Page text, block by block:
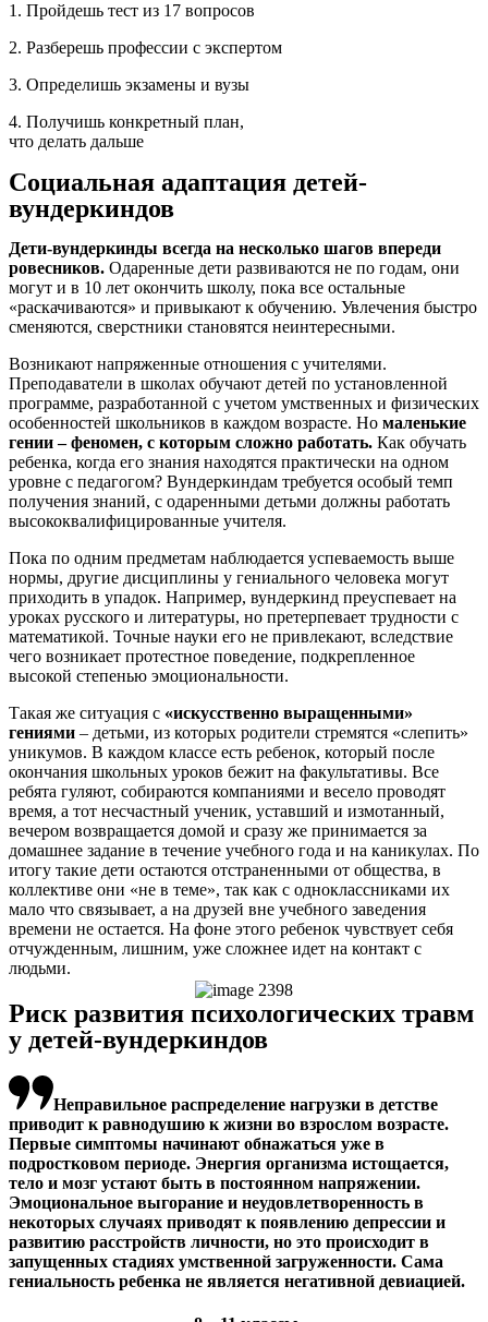
1. Пройдешь тест из 17 вопросов
2. Разберешь профессии с экспертом
3. Определишь экзамены и вузы
4. Получишь конкретный план,
что делать дальше
Социальная адаптация детей-
вундеркиндов
Дети-вундеркинды всегда на несколько шагов впереди
ровесников. Одаренные дети развиваются не по годам, они
могут и в 10 лет окончить школу, пока все остальные
«раскачиваются» и привыкают к обучению. Увлечения быстро
сменяются, сверстники становятся неинтересными.
Возникают напряженные отношения с учителями.
Преподаватели в школах обучают детей по установленной
программе, разработанной с учетом умственных и физических
особенностей школьников в каждом возрасте. Но маленькие
гении – феномен, с которым сложно работать. Как обучать
ребенка, когда его знания находятся практически на одном
уровне с педагогом? Вундеркиндам требуется особый темп
получения знаний, с одаренными детьми должны работать
высококвалифицированные учителя.
Пока по одним предметам наблюдается успеваемость выше
нормы, другие дисциплины у гениального человека могут
приходить в упадок. Например, вундеркинд преуспевает на
уроках русского и литературы, но претерпевает трудности с
математикой. Точные науки его не привлекают, вследствие
чего возникает протестное поведение, подкрепленное
высокой степенью эмоциональности.
Такая же ситуация с «искусственно выращенными»
гениями – детьми, из которых родители стремятся «слепить»
уникумов. В каждом классе есть ребенок, который после
окончания школьных уроков бежит на факультативы. Все
ребята гуляют, собираются компаниями и весело проводят
время, а тот несчастный ученик, уставший и измотанный,
вечером возвращается домой и сразу же принимается за
домашнее задание в течение учебного года и на каникулах. По
итогу такие дети остаются отстраненными от общества, в
коллективе они «не в теме», так как с одноклассниками их
мало что связывает, а на друзей вне учебного заведения
времени не остается. На фоне этого ребенок чувствует себя
отчужденным, лишним, уже сложнее идет на контакт с
людьми.
Риск развития психологических травм
у детей-вундеркиндов
Неправильное распределение нагрузки в детстве
приводит к равнодушию к жизни во взрослом возрасте.
Первые симптомы начинают обнажаться уже в
подростковом периоде. Энергия организма истощается,
тело и мозг устают быть в постоянном напряжении.
Эмоциональное выгорание и неудовлетворенность в
некоторых случаях приводят к появлению депрессии и
развитию расстройств личности, но это происходит в
запущенных стадиях умственной загруженности. Сама
гениальность ребенка не является негативной девиацией.